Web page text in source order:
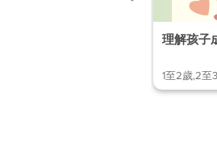
理解孩子
1至2歲,2至